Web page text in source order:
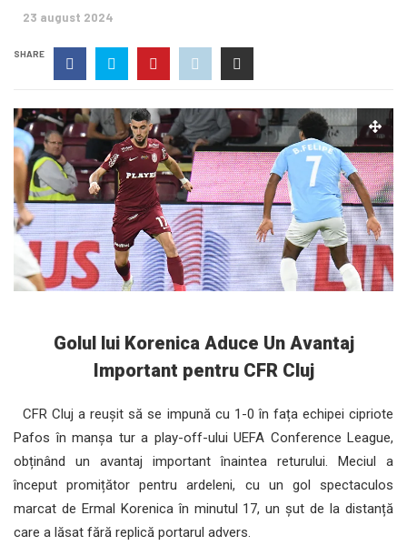
23 august 2024
SHARE
Golul lui Korenica Aduce Un Avantaj
Important pentru CFR Cluj
CFR Cluj a reușit să se impună cu 1-0 în fața echipei cipriote
Pafos în manșa tur a play-off-ului UEFA Conference League,
obținând un avantaj important înaintea returului. Meciul a
început promițător pentru ardeleni, cu un gol spectaculos
marcat de Ermal Korenica în minutul 17, un șut de la distanță
care a lăsat fără replică portarul advers.